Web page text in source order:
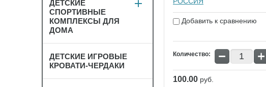
Добавить к сравнению
Количество: − +
100.00 руб.
ДЕТСКИЕ
СПОРТИВНЫЕ
КОМПЛЕКСЫ ДЛЯ
ДОМА
ДЕТСКИЕ ИГРОВЫЕ
КРОВАТИ-ЧЕРДАКИ